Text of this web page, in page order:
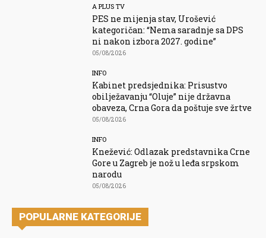
A PLUS TV
PES ne mijenja stav, Urošević
kategoričan: “Nema saradnje sa DPS
ni nakon izbora 2027. godine”
05/08/2026
INFO
Kabinet predsjednika: Prisustvo
obilježavanju “Oluje” nije državna
obaveza, Crna Gora da poštuje sve žrtve
05/08/2026
INFO
Knežević: Odlazak predstavnika Crne
Gore u Zagreb je nož u leđa srpskom
narodu
05/08/2026
POPULARNE KATEGORIJE